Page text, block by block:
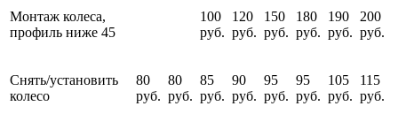
Монтаж колеса,
профиль ниже 45
100
руб.
120
руб.
150
руб.
180
руб.
190
руб.
200
руб.
Снять/установить
колесо
80
руб.
80
руб.
85
руб.
90
руб.
95
руб.
95
руб.
105
руб.
115
руб.